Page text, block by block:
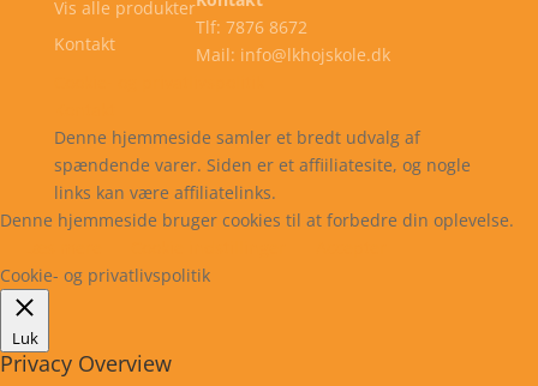
Vis alle produkter
Kontakt
Tlf: 7876 8672
Mail: info@lkhojskole.dk
Denne hjemmeside samler et bredt udvalg af
spændende varer. Siden er et affiiliatesite, og nogle
links kan være affiliatelinks.
Denne hjemmeside bruger cookies til at forbedre din oplevelse.
Cookie- og privatlivspolitik
Luk
Privacy Overview